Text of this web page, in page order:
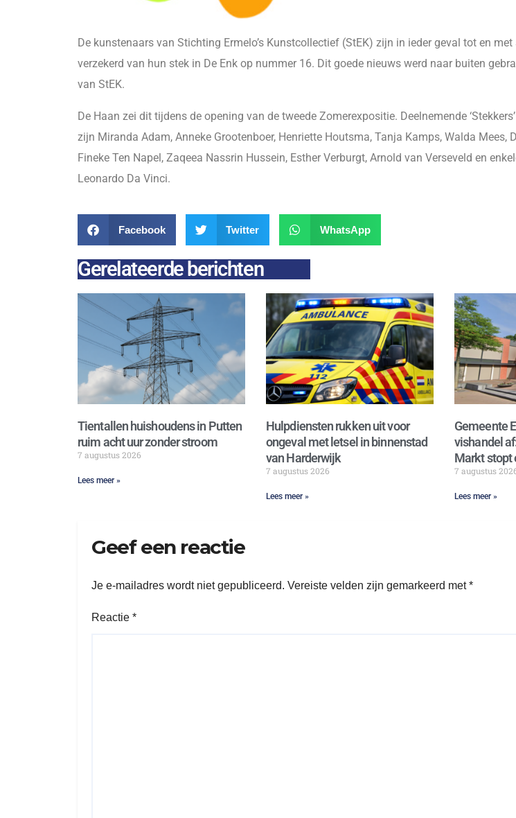
De kunstenaars van Stichting Ermelo’s Kunstcollectief (StEK) zijn in ieder geval tot en
verzekerd van hun stek in De Enk op nummer 16. Dit goede nieuws werd naar buiten
van StEK.
De Haan zei dit tijdens de opening van de tweede Zomerexpositie. Deelnemende
zijn Miranda Adam, Anneke Grootenboer, Henriette Houtsma, Tanja Kamps, Walda Mees,
Fineke Ten Napel, Zaqeea Nassrin Hussein, Esther Verburgt, Arnold van Verseveld en
Leonardo Da Vinci.
Facebook Twitter WhatsApp
Gerelateerde berichten
Tientallen huishoudens in Putten
ruim acht uur zonder stroom
7 augustus 2026
Lees meer »
Hulpdiensten rukken uit voor
ongeval met letsel in binnenstad
van Harderwijk
7 augustus 2026
Lees meer »
Gemeente
vishandel
Markt stopt
7 augustus
Lees meer »
Geef een reactie
Je e-mailadres wordt niet gepubliceerd. Vereiste velden zijn gemarkeerd met*
Reactie *